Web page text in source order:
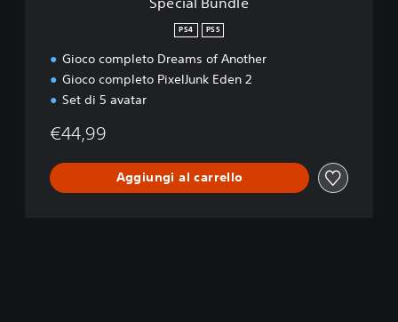
PS4 PS5
Gioco completo Dreams of Another
Gioco completo PixelJunk Eden 2
Set di 5 avatar
€44,99
Aggiungi al carrello